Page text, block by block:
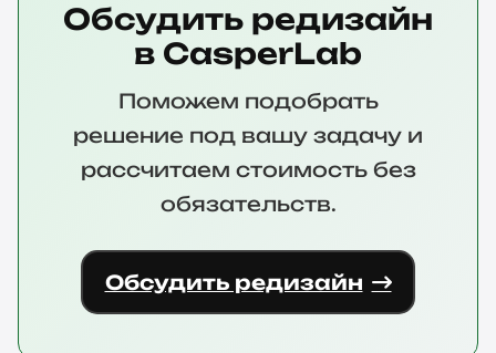
Обсудить редизайн
в CasperLab
Поможем подобрать
решение под вашу задачу и
рассчитаем стоимость без
обязательств.
Обсудить редизайн